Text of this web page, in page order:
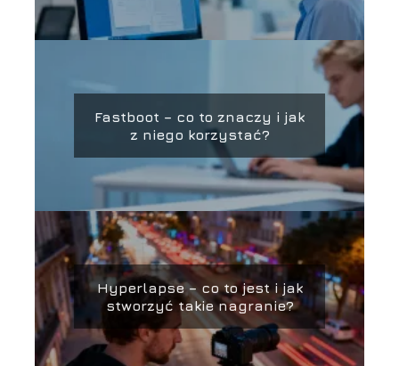
Fastboot – co to znaczy i jak
z niego korzystać?
Hyperlapse – co to jest i jak
stworzyć takie nagranie?